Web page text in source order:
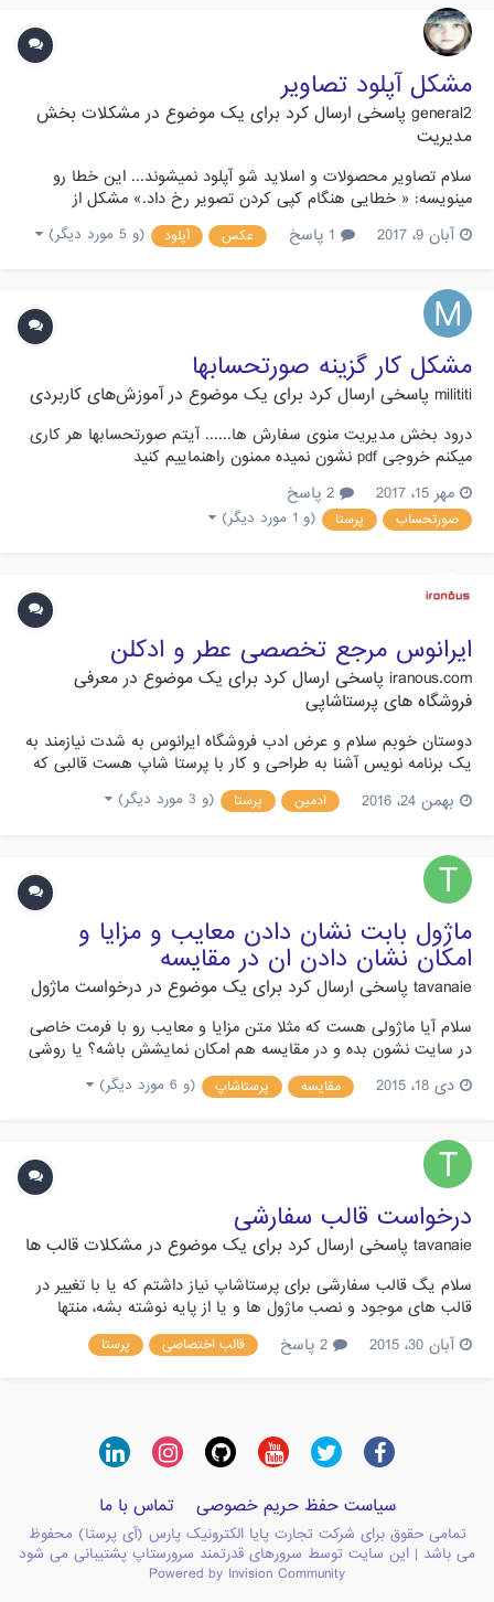
مشکل آپلود تصاویر
general2 پاسخی ارسال کرد برای یک موضوع در مشکلات بخش
مدیریت
سلام تصاویر محصولات و اسلاید شو آپلود نمیشوند... این خطا رو
مینویسه: « خطایی هنگام کپی کردن تصویر رخ داد.» مشکل از
کجاست؟
آبان 9، 2017 عکس آپلود (و 5 مورد دیگر)
مشکل کار گزینه صورتحسابها
milititi پاسخی ارسال کرد برای یک موضوع درآموزش‌های کاربردی
درود بخش مدیریت منوی سفارش ها...... آیتم صورتحسابها هر کاری
میکنم خروجی pdf نشون نمیده ممنون راهنماییم کنید
مهر 15، 2017
صورتحساب پرستا (و 1 مورد دیگر)
ایرانوس مرجع تخصصی عطر و ادکلن
iranous.com پاسخی ارسال کرد برای یک موضوع در معرفی
فروشگاه های پرستاشاپی
دوستان خوبم سلام و عرض ادب فروشگاه ایرانوس به شدت نیازمند به
یک برنامه نویس آشنا به طراحی و کار با پرستا شاپ هست قالبی که
هم اکنون استفاده میکنیم نیازمند یک سری تغییرات ظاهری هست
محبت کنید در صورت تمایل به همکاری با این شماره در تماس باشید
بهمن 24، 2016 ادمین پرستا (و 3 مورد دیگر)
ماژول بابت نشان دادن معایب و مزایا و
امکان نشان دادن ان در مقایسه
tavanaie پاسخی ارسال کرد برای یک موضوع در درخواست ماژول
سلام آیا ماژولی هست که مثلا متن مزایا و معایب رو با فرمت خاصی
در سایت نشون بده و در مقایسه هم امکان نمایشش باشه؟ یا روشی
هست که مثلا در ویژگی های یک محصول Html نمایش داده بشه؟
دی 18، 2015 مقایسه پرستاشاپ (و 6 مورد دیگر)
درخواست قالب سفارشی
tavanaie پاسخی ارسال کرد برای یک موضوع در مشکلات قالب ها
سلام یگ قالب سفارشی برای پرستاشاپ نیاز داشتم که یا با تغییر در
قالب های موجود و نصب ماژول ها و یا از پایه نوشته بشه، منتها
حتما اصولی باشه و از نظر درصد کد به متن و سرعت لود صفحات و
.... مناسب باشه و پشتیبانی هم داشته باشه. اگر هم فکر می کنید
آبان 30، 2015 قالب اختصاصی پرستا
سیاست حفظ حریم خصوصی تماس با ما
تمامی حقوق برای شرکت تجارت پایا الکترونیک پارس (آی پرستا) محفوظ
می باشد | این سایت توسط سرورهای قدرتمند سرورستاپ پشتیبانی می شود
Powered by Invision Community